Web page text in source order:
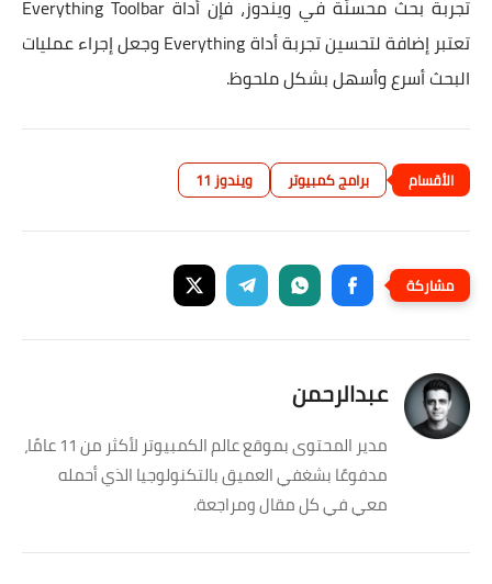
تجربة بحث محسنّة في ويندوز، فإن أداة Everything Toolbar
تعتبر إضافة لتحسين تجربة أداة Everything وجعل إجراء عمليات
البحث أسرع وأسهل بشكل ملحوظ.
برامج كمبيوتر ويندوز 11
عبدالرحمن
مدير المحتوى بموقع عالم الكمبيوتر لأكثر من 11 عامًا،
مدفوعًا بشغفي العميق بالتكنولوجيا الذي أحمله
معي في كل مقال ومراجعة.